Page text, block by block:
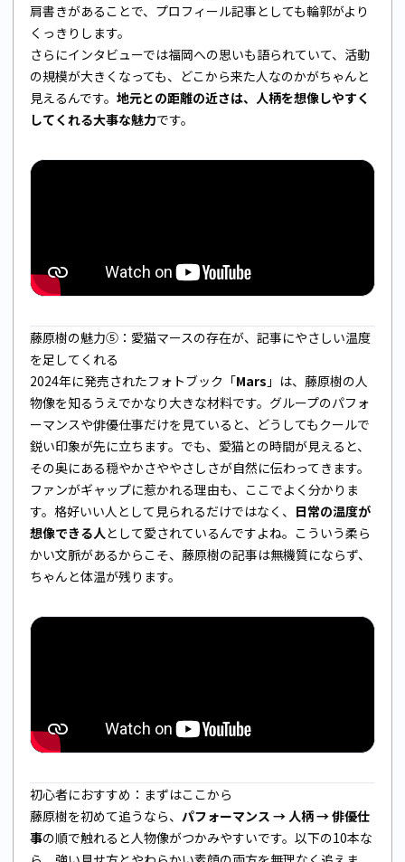
肩書きがあることで、プロフィール記事としても輪郭がより
くっきりします。
さらにインタビューでは福岡への思いも語られていて、活動
の規模が大きくなっても、どこから来た人なのかがちゃんと
見えるんです。 地元との距離の近さは、人柄を想像しやすく
してくれる大事な魅力です。
藤原樹の魅力⑤：愛猫マースの存在が、記事にやさしい温度
を足してくれる
2024年に発売されたフォトブック「Mars 」は、藤原樹の人
物像を知るうえでかなり大きな材料です。グループのパフォ
ーマンスや俳優仕事だけを見ていると、どうしてもクールで
鋭い印象が先に立ちます。でも、愛猫との時間が見えると、
その奥にある穏やかさややさしさが自然に伝わってきます。
ファンがギャップに惹かれる理由も、ここでよく分かりま
す。格好いい人として見られるだけではなく、 日常の温度が
想像できる人として愛されているんですよね。こういう柔ら
かい文脈があるからこそ、藤原樹の記事は無機質にならず、
ちゃんと体温が残ります。
初心者におすすめ：まずはここから
藤原樹を初めて追うなら、 パフォーマンス → 人柄 → 俳優仕
事の順で触れると人物像がつかみやすいです。以下の10本な